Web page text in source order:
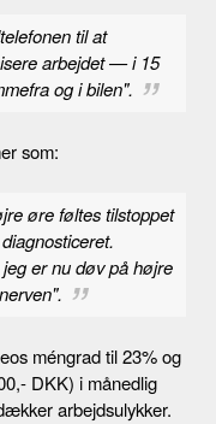
til at
arbejdet — i 15
og i bilen".
som:
øre føltes tilstoppet
er nu døv på højre
méngrad til 23% og
DKK) i månedlig
arbejdsulykker.